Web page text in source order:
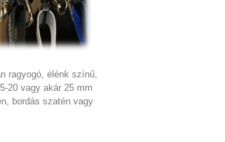
ragyogó, élénk színű,
20 vagy akár 25 mm
bordás szatén vagy